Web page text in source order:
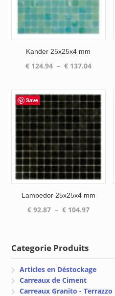
Kander 25x25x4 mm
€124.94 – €137.04Plage
€
à
€ 137.04
Save
Lambedor 25x25x4 mm
€92.87 – €104.97Plage
Categorie Produits
Articles en Déstockage
Carreaux de Ciment
Carreaux Granito - Terrazzo